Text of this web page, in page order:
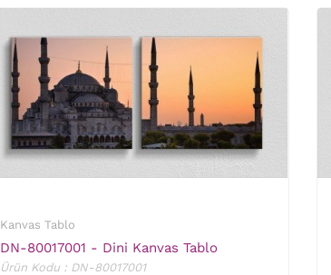
Kanvas Tablo
DN-80017001 - Dini Kanvas Tablo
Ürün Kodu : DN-80017001